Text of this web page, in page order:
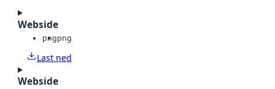
Webside
pngpng
Last ned
Webside